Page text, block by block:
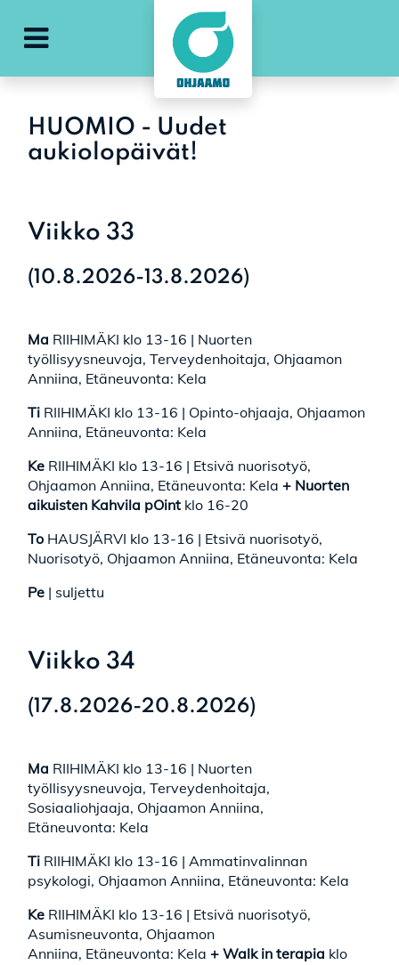
Avaa päävalikko
HUOMIO - Uudet
aukiolopäivät!
Viikko 33
(10.8.2026-13.8.2026)
Ma RIIHIMÄKI klo 13-16 | Nuorten
työllisyysneuvoja, Terveydenhoitaja, Ohjaamon
Anniina, Etäneuvonta: Kela
Ti RIIHIMÄKI klo 13-16 | Opinto-ohjaaja, Ohjaamon
Anniina, Etäneuvonta: Kela
Ke RIIHIMÄKI klo 13-16 | Etsivä nuorisotyö,
Ohjaamon Anniina, Etäneuvonta: Kela + Nuorten
aikuisten Kahvila pOint klo 16-20
To HAUSJÄRVI klo 13-16 | Etsivä nuorisotyö,
Nuorisotyö, Ohjaamon Anniina, Etäneuvonta: Kela
Pe | suljettu
Viikko 34
(17.8.2026-20.8.2026)
Ma RIIHIMÄKI klo 13-16 | Nuorten
työllisyysneuvoja, Terveydenhoitaja,
Sosiaaliohjaaja, Ohjaamon Anniina,
Etäneuvonta: Kela
Ti RIIHIMÄKI klo 13-16 | Ammatinvalinnan
psykologi, Ohjaamon Anniina, Etäneuvonta: Kela
Ke RIIHIMÄKI klo 13-16 | Etsivä nuorisotyö,
Asumisneuvonta, Ohjaamon
Anniina, Etäneuvonta: Kela + Walk in terapia klo